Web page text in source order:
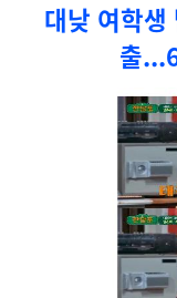
대낮 여학
출